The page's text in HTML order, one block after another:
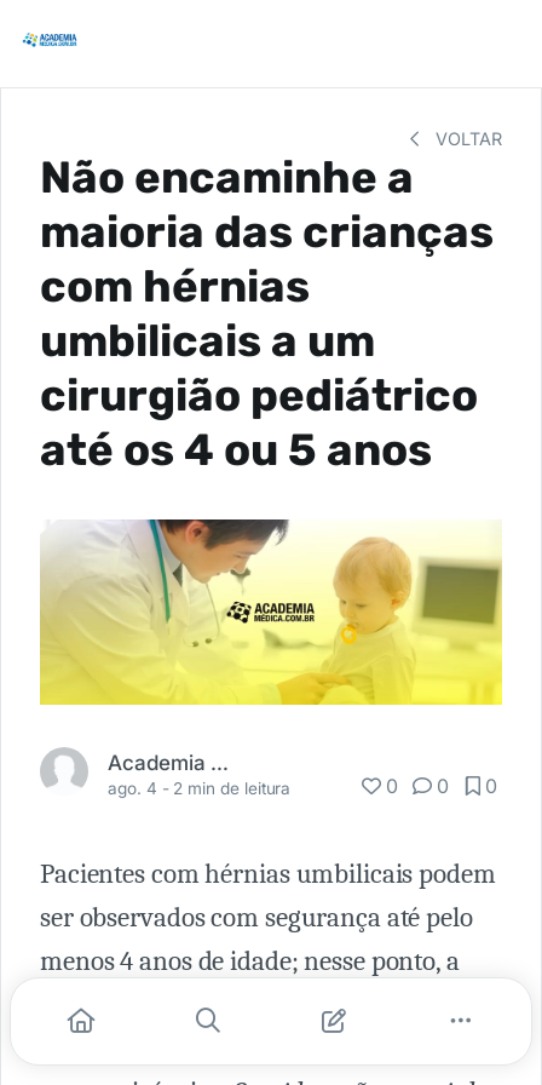
VOLTAR
Não encaminhe a
maioria das crianças
com hérnias
umbilicais a um
cirurgião pediátrico
até os 4 ou 5 anos
Academia Médica
ago. 4 - 2 min de leitura 0 0 0
Pacientes com hérnias umbilicais podem
ser observados com segurança até pelo
menos 4 anos de idade; nesse ponto, a
consulta cirúrgica pediátrica é